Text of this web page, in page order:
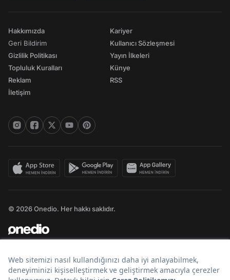
Hakkımızda
Geri Bildirim
Gizlilik Politikası
Topluluk Kuralları
Reklam
İletişim
Kariyer
Kullanıcı Sözleşmesi
Yayın İlkeleri
Künye
RSS
© 2026 Onedio. Her hakkı saklıdır.
Bir markasıdır.